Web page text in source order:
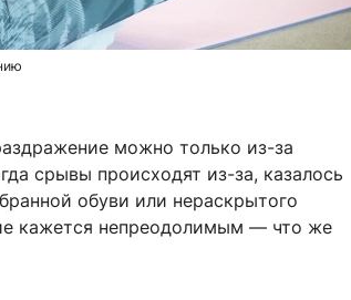
можно только из-за
срывы происходят из-за, казалось
обуви или нераскрытого
кажется непреодолимым — что же